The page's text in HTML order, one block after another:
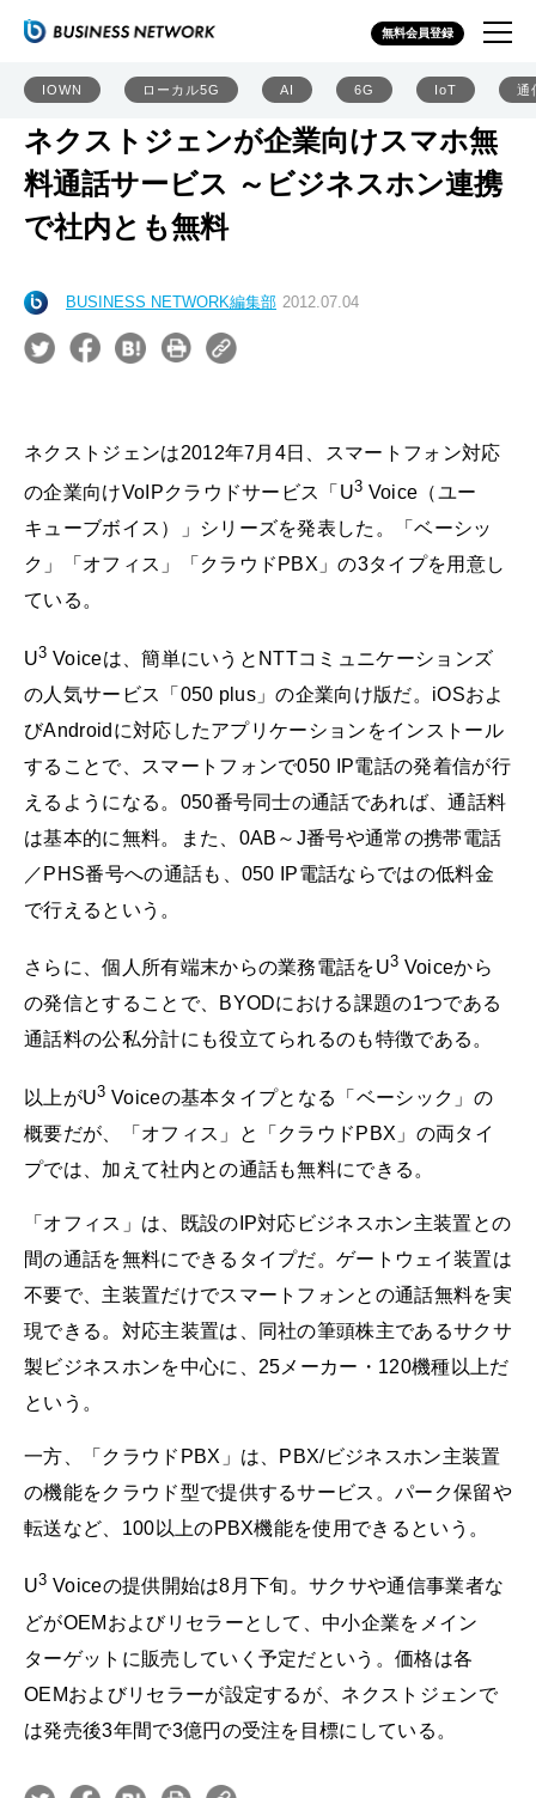
無料会員登録
IOWN ローカル5G AI 6G IoT 通
ネクストジェンが企業向けスマホ無
料通話サービス ～ビジネスホン連携
で社内とも無料
BUSINESS NETWORK編集部 2012.07.04
ネクストジェンは2012年7月4日、スマートフォン対応
の企業向けVoIPクラウドサービス「U3 Voice（ユー
キューブボイス）」シリーズを発表した。「ベーシッ
ク」「オフィス」「クラウドPBX」の3タイプを用意し
ている。
U3 Voiceは、簡単にいうとNTTコミュニケーションズ
の人気サービス「050 plus」の企業向け版だ。iOSおよ
びAndroidに対応したアプリケーションをインストール
することで、スマートフォンで050 IP電話の発着信が行
えるようになる。050番号同士の通話であれば、通話料
は基本的に無料。また、0AB～J番号や通常の携帯電話
／PHS番号への通話も、050 IP電話ならではの低料金
で行えるという。
さらに、個人所有端末からの業務電話をU3 Voiceから
の発信とすることで、BYODにおける課題の1つである
通話料の公私分計にも役立てられるのも特徴である。
以上がU3 Voiceの基本タイプとなる「ベーシック」の
概要だが、「オフィス」と「クラウドPBX」の両タイ
プでは、加えて社内との通話も無料にできる。
「オフィス」は、既設のIP対応ビジネスホン主装置との
間の通話を無料にできるタイプだ。ゲートウェイ装置は
不要で、主装置だけでスマートフォンとの通話無料を実
現できる。対応主装置は、同社の筆頭株主であるサクサ
製ビジネスホンを中心に、25メーカー・120機種以上だ
という。
一方、「クラウドPBX」は、PBX/ビジネスホン主装置
の機能をクラウド型で提供するサービス。パーク保留や
転送など、100以上のPBX機能を使用できるという。
U3 Voiceの提供開始は8月下旬。サクサや通信事業者な
どがOEMおよびリセラーとして、中小企業をメイン
ターゲットに販売していく予定だという。価格は各
OEMおよびリセラーが設定するが、ネクストジェンで
は発売後3年間で3億円の受注を目標にしている。